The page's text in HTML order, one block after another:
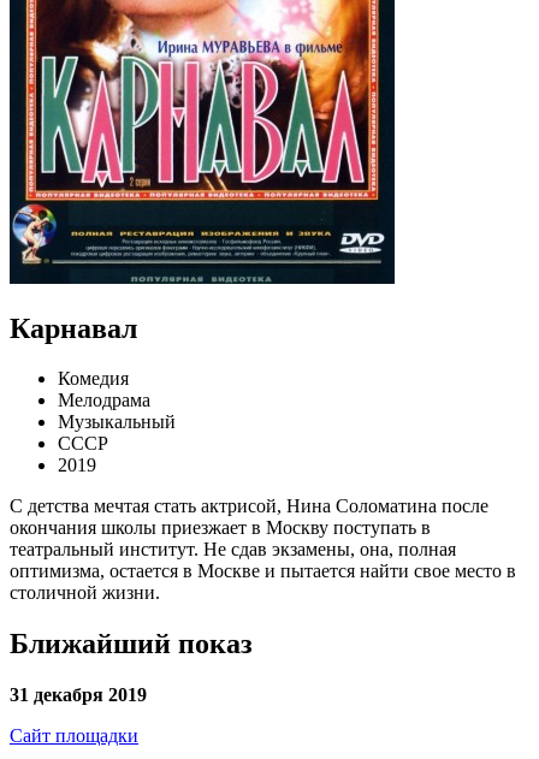
Карнавал
Комедия
Мелодрама
Музыкальный
СССР
2019
С детства мечтая стать актрисой, Нина Соломатина после
окончания школы приезжает в Москву поступать в
театральный институт. Не сдав экзамены, она, полная
оптимизма, остается в Москве и пытается найти свое место в
столичной жизни.
Ближайший показ
31 декабря 2019
Сайт площадки